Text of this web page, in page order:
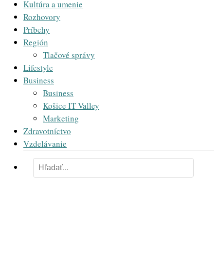
Kultúra a umenie
Rozhovory
Príbehy
Región
Tlačové správy
Lifestyle
Business
Business
Košice IT Valley
Marketing
Zdravotníctvo
Vzdelávanie